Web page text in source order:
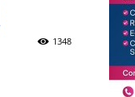
1348